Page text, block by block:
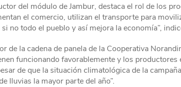
del módulo de Jambur, destaca el rol de los
el comercio, utilizan el transporte para
no todo el pueblo y así mejora la economía”,
de la cadena de panela de la Cooperativa
funcionando favorablemente y los productores
de que la situación climatológica de la
lluvias la mayor parte del año”.